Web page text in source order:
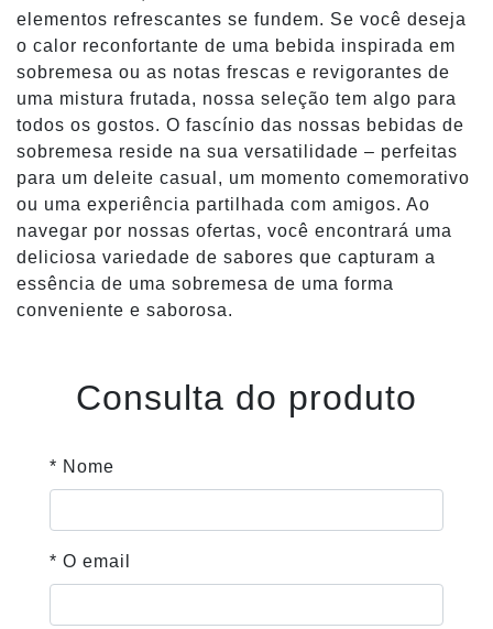
elementos refrescantes se fundem. Se você deseja
o calor reconfortante de uma bebida inspirada em
sobremesa ou as notas frescas e revigorantes de
uma mistura frutada, nossa seleção tem algo para
todos os gostos. O fascínio das nossas bebidas de
sobremesa reside na sua versatilidade – perfeitas
para um deleite casual, um momento comemorativo
ou uma experiência partilhada com amigos. Ao
navegar por nossas ofertas, você encontrará uma
deliciosa variedade de sabores que capturam a
essência de uma sobremesa de uma forma
conveniente e saborosa.
Consulta do produto
* Nome
* O email